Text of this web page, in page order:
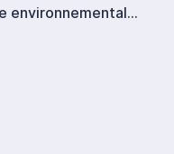
Taxe environnementale sur les emballages plastiques non recyclables importés